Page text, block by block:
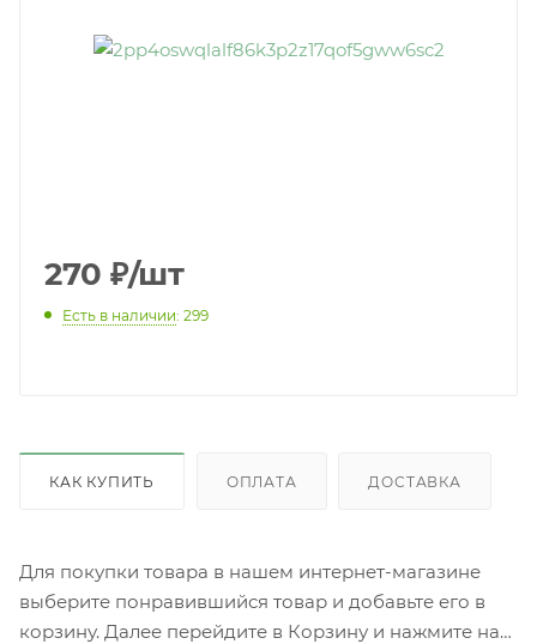
270 ₽/шт
Есть в наличии: 299
КАК КУПИТЬ ОПЛАТА ДОСТАВКА
Для покупки товара в нашем интернет-магазине
выберите понравившийся товар и добавьте его в
корзину. Далее перейдите в Корзину и нажмите на